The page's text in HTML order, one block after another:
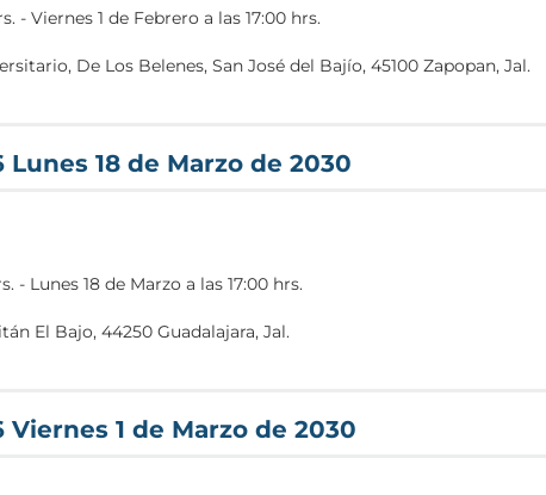
- Viernes 1 de Febrero a las 17:00 hrs.
De Los Belenes, San José del Bajío, 45100 Zapopan, Jal.
18 de Marzo de 2030
- Lunes 18 de Marzo a las 17:00 hrs.
El Bajo, 44250 Guadalajara, Jal.
1 de Marzo de 2030